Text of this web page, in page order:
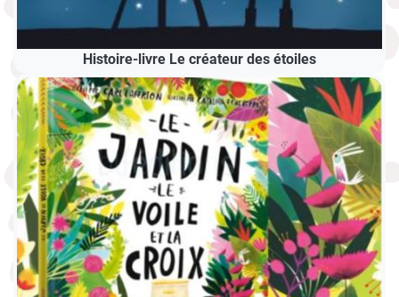
Histoire-livre Le créateur des étoiles